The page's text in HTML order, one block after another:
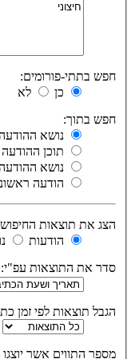
חפש בתתי-פורומים:
כן
לא
חפש בתוך:
נושא
תוכן
נושא
הודעה
הצג את תוצאות
הודעות
סדר את התוצאות עפ"י:
הגבל תוצאות לפי זמן
מספר התווים אשר